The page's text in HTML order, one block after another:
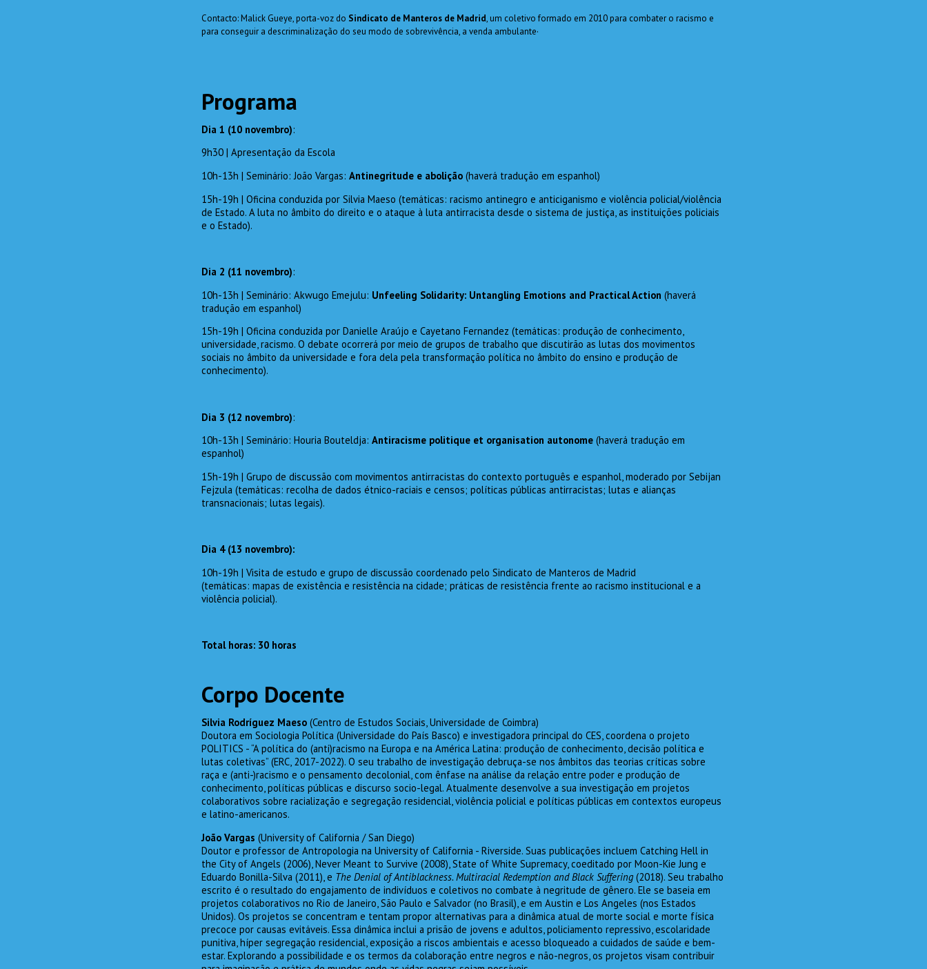
Contacto: Malick Gueye, porta-voz do Sindicato de Manteros de Madrid, um coletivo formado em 2010 para combater o racismo e
para conseguir a descriminalização do seu modo de sobrevivência, a venda ambulante.
Programa
Dia 1 (10 novembro):
9h30 | Apresentação da Escola
10h-13h | Seminário: João Vargas: Antinegritude e abolição (haverá tradução em espanhol)
15h-19h | Oficina conduzida por Silvia Maeso (temáticas: racismo antinegro e anticiganismo e violência policial/violência
de Estado. A luta no âmbito do direito e o ataque à luta antirracista desde o sistema de justiça, as instituições policiais
e o Estado).
Dia 2 (11 novembro):
10h-13h | Seminário: Akwugo Emejulu: Unfeeling Solidarity: Untangling Emotions and Practical Action (haverá
tradução em espanhol)
15h-19h | Oficina conduzida por Danielle Araújo e Cayetano Fernandez (temáticas: produção de conhecimento,
universidade, racismo. O debate ocorrerá por meio de grupos de trabalho que discutirão as lutas dos movimentos
sociais no âmbito da universidade e fora dela pela transformação política no âmbito do ensino e produção de
conhecimento).
Dia 3 (12 novembro):
10h-13h | Seminário: Houria Bouteldja: Antiracisme politique et organisation autonome (haverá tradução em
espanhol)
15h-19h | Grupo de discussão com movimentos antirracistas do contexto português e espanhol, moderado por Sebijan
Fejzula (temáticas: recolha de dados étnico-raciais e censos; políticas públicas antirracistas; lutas e alianças
transnacionais; lutas legais).
Dia 4 (13 novembro):
10h-19h | Visita de estudo e grupo de discussão coordenado pelo Sindicato de Manteros de Madrid
(temáticas: mapas de existência e resistência na cidade; práticas de resistência frente ao racismo institucional e a
violência policial).
Total horas: 30 horas
Corpo Docente
Silvia Rodríguez Maeso (Centro de Estudos Sociais, Universidade de Coimbra)
Doutora em Sociologia Política (Universidade do País Basco) e investigadora principal do CES, coordena o projeto
POLITICS - “A política do (anti)racismo na Europa e na América Latina: produção de conhecimento, decisão política e
lutas coletivas” (ERC, 2017-2022). O seu trabalho de investigação debruça-se nos âmbitos das teorias críticas sobre
raça e (anti-)racismo e o pensamento decolonial, com ênfase na análise da relação entre poder e produção de
conhecimento, políticas públicas e discurso socio-legal. Atualmente desenvolve a sua investigação em projetos
colaborativos sobre racialização e segregação residencial, violência policial e políticas públicas em contextos europeus
e latino-americanos.
João Vargas (University of California / San Diego)
Doutor e professor de Antropologia na University of California - Riverside. Suas publicações incluem Catching Hell in
the City of Angels (2006), Never Meant to Survive (2008), State of White Supremacy, coeditado por Moon-Kie Jung e
Eduardo Bonilla-Silva (2011), e The Denial of Antiblackness. Multiracial Redemption and Black Suffering (2018). Seu trabalho
escrito é o resultado do engajamento de indivíduos e coletivos no combate à negritude de gênero. Ele se baseia em
projetos colaborativos no Rio de Janeiro, São Paulo e Salvador (no Brasil), e em Austin e Los Angeles (nos Estados
Unidos). Os projetos se concentram e tentam propor alternativas para a dinâmica atual de morte social e morte física
precoce por causas evitáveis. Essa dinâmica inclui a prisão de jovens e adultos, policiamento repressivo, escolaridade
punitiva, híper segregação residencial, exposição a riscos ambientais e acesso bloqueado a cuidados de saúde e bem-
estar. Explorando a possibilidade e os termos da colaboração entre negros e não-negros, os projetos visam contribuir